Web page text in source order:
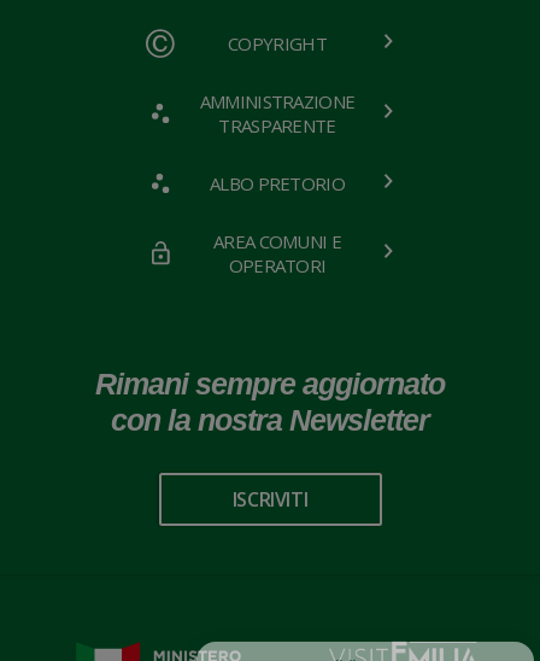
COPYRIGHT
AMMINISTRAZIONE
TRASPARENTE
ALBO PRETORIO
AREA COMUNI E
OPERATORI
Rimani sempre aggiornato
con la nostra Newsletter
ISCRIVITI